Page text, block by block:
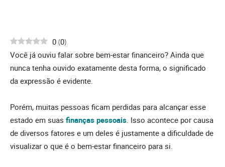
0 (0)
Você já ouviu falar sobre bem-estar financeiro? Ainda que
nunca tenha ouvido exatamente desta forma, o significado
da expressão é evidente.
Porém, muitas pessoas ficam perdidas para alcançar esse
estado em suas finanças pessoais. Isso acontece por causa
de diversos fatores e um deles é justamente a dificuldade de
visualizar o que é o bem-estar financeiro para si.